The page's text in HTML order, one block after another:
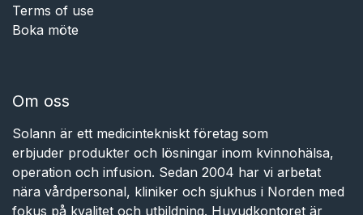
Terms of use
Boka möte
Om oss
Solann är ett medicintekniskt företag som
erbjuder produkter och lösningar inom kvinnohälsa,
operation och infusion. Sedan 2004 har vi arbetat
nära vårdpersonal, kliniker och sjukhus i Norden med
fokus på kvalitet och utbildning. Huvudkontoret är